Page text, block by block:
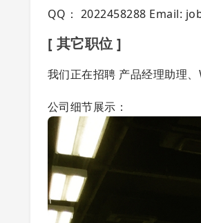
QQ： 2022458288 Email:
[ 其它职位 ]
我们正在招聘 产品经理助理
公司细节展示：